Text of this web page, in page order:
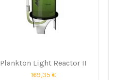
Plankton Light Reactor II
169,35 €